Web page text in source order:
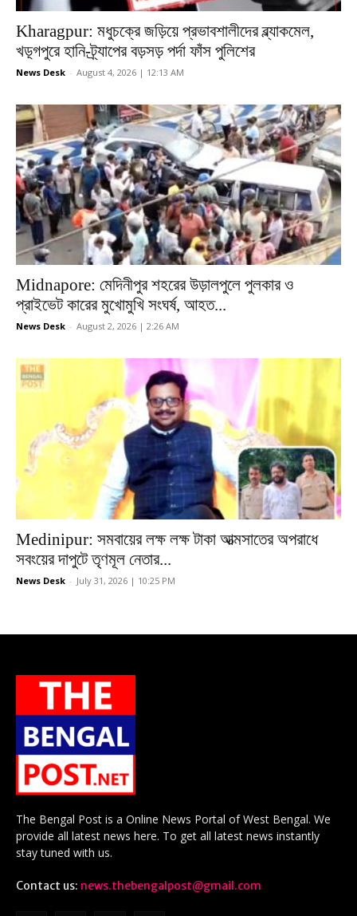
Kharagpur: মধুচক্রে জড়িয়ে প্রভাবশালীদের ব্ল্যাকমেল,
খড়্গপুরে হানি-ট্র্যাপের বড়সড় পর্দা ফাঁস পুলিশের
News Desk - August 4, 2026 | 12:13 AM
Midnapore: মেদিনীপুর শহরের উড়ালপুলে পুলকার ও
প্রাইভেট কারের মুখোমুখি সংঘর্ষ, আহত...
News Desk - August 2, 2026 | 2:26 AM
Medinipur: সমবায়ের লক্ষ লক্ষ টাকা আত্মসাতের অপরাধে
সবংয়ের দাপুটে তৃণমূল নেতার...
News Desk - July 31, 2026 | 10:25 PM
The Bengal Post is a Online News Portal of West Bengal. We
provide all latest news here. To get all latest news instantly
stay tuned with us.
Contact us: news.thebengalpost@gmail.com